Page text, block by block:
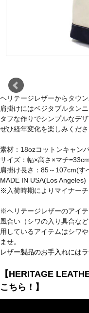
ヘリテージレザーからタウ
肩掛けにはベジタブルタン
タフな作りでシンプルなデ
ぜひ経年変化を楽しみくださ
素材：18ozコットンキャン
サイズ：幅×高さ×マチ
肩掛け長さ：85～107cm(す
MADE IN USA(Los Angeles)
※入荷時期によりマイナーチ
※ヘリテージレザーのアイ
風合い（シワの入り具合な
用しているアイテムはシワ
ませ。
レザー製品のお手入れには
【HERITAGE
こちら！】